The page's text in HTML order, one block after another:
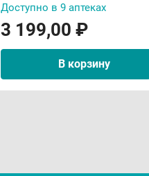
Доступно в 9 аптеках
3 199,00 ₽
В корзину